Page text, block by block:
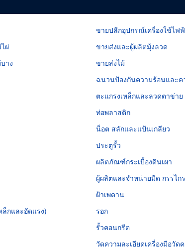
ขายปลีกอุปกรณ์เครื่องใช้ไฟ
ผ่
ขายส่งและผู้ผลิตมุ้งลวด
าง
ขายส่งไม้
ฉนวนป้องกันความร้อนและค
ตะแกรงเหล็กและลวดตาข่าย
ท่อพลาสติก
น็อต สลักและแป้นเกลียว
ประตูรั้ว
ผลิตภัณฑ์กระเบื้องดินเผา
ผู้ผลิตและจำหน่ายมีด กรรไก
ฝ้าเพดาน
ล็กและอัดแรง)
รอก
รั้วคอนกรีต
วัดความละเอียดเครื่องมือวัด